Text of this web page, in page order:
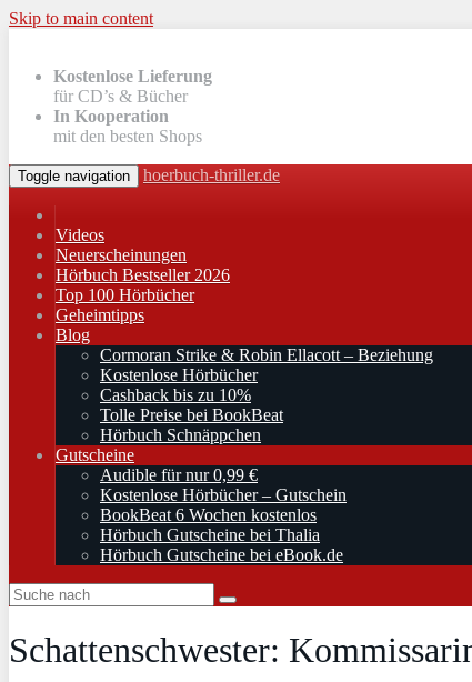
Skip to main content
Kostenlose Lieferung
für CD’s & Bücher
In Kooperation
mit den besten Shops
Toggle navigation hoerbuch-thriller.de
Videos
Neuerscheinungen
Hörbuch Bestseller 2026
Top 100 Hörbücher
Geheimtipps
Blog
Cormoran Strike & Robin Ellacott – Beziehung
Kostenlose Hörbücher
Cashback bis zu 10%
Tolle Preise bei BookBeat
Hörbuch Schnäppchen
Gutscheine
Audible für nur 0,99 €
Kostenlose Hörbücher – Gutschein
BookBeat 6 Wochen kostenlos
Hörbuch Gutscheine bei Thalia
Hörbuch Gutscheine bei eBook.de
Schattenschwester: